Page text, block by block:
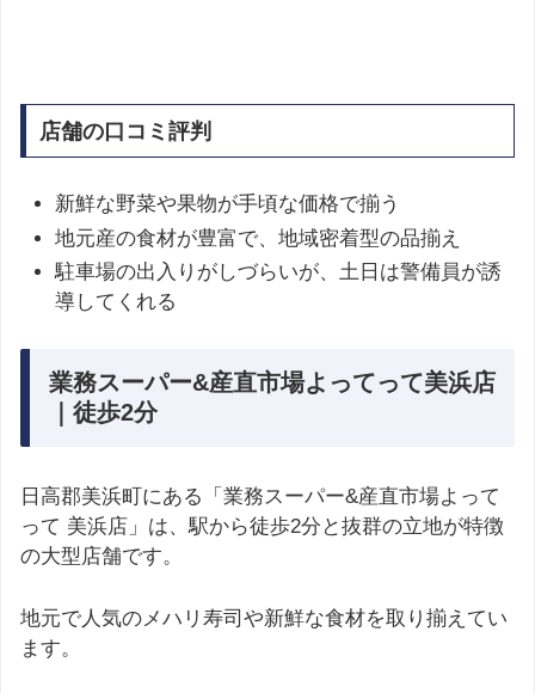
店舗の口コミ評判
新鮮な野菜や果物が手頃な価格で揃う
地元産の食材が豊富で、地域密着型の品揃え
駐車場の出入りがしづらいが、土日は警備員が誘
導してくれる
業務スーパー&産直市場よってって美浜店
｜徒歩2分
日高郡美浜町にある「業務スーパー&産直市場よって
って 美浜店」は、駅から徒歩2分と抜群の立地が特徴
の大型店舗です。
地元で人気のメハリ寿司や新鮮な食材を取り揃えてい
ます。